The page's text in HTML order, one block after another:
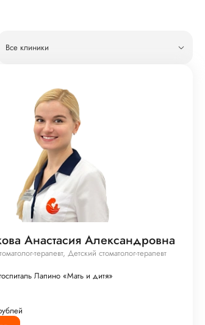
Все клиники
Анастасия Александровна
терапевт, Детский стоматолог-терапевт
Лапино «Мать и дитя»